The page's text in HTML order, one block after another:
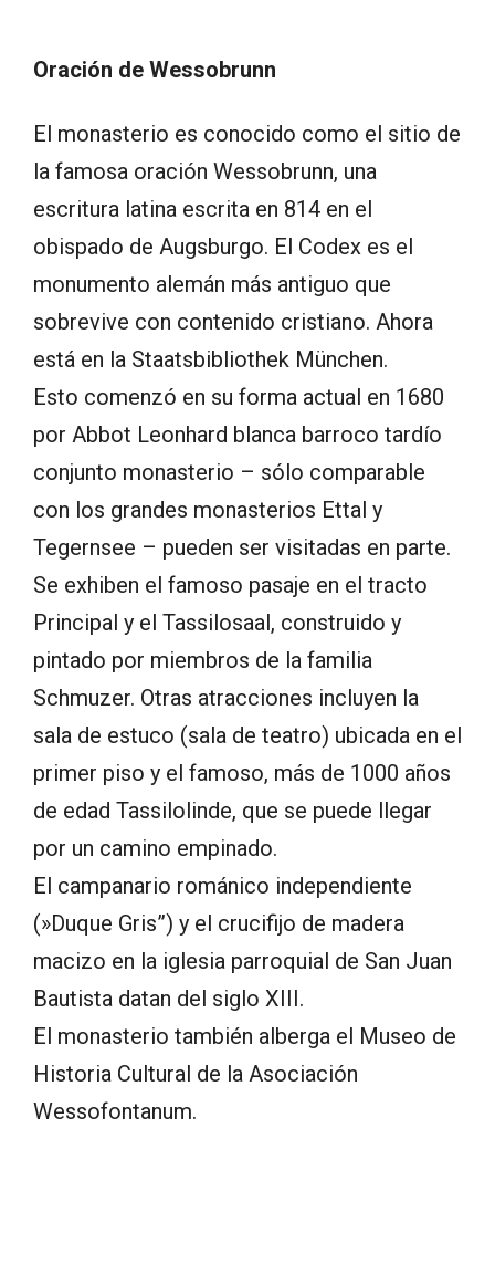
Oración de Wessobrunn
El monasterio es conocido como el sitio de
la famosa oración Wessobrunn, una
escritura latina escrita en 814 en el
obispado de Augsburgo. El Codex es el
monumento alemán más antiguo que
sobrevive con contenido cristiano. Ahora
está en la Staatsbibliothek München.
Esto comenzó en su forma actual en 1680
por Abbot Leonhard blanca barroco tardío
conjunto monasterio – sólo comparable
con los grandes monasterios Ettal y
Tegernsee – pueden ser visitadas en parte.
Se exhiben el famoso pasaje en el tracto
Principal y el Tassilosaal, construido y
pintado por miembros de la familia
Schmuzer. Otras atracciones incluyen la
sala de estuco (sala de teatro) ubicada en el
primer piso y el famoso, más de 1000 años
de edad Tassilolinde, que se puede llegar
por un camino empinado.
El campanario románico independiente
(»Duque Gris”) y el crucifijo de madera
macizo en la iglesia parroquial de San Juan
Bautista datan del siglo XIII.
El monasterio también alberga el Museo de
Historia Cultural de la Asociación
Wessofontanum.